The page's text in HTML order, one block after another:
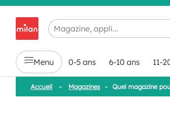
Chargement en cours...
Menu 0-5 ans 6-10 ans 11-
Accueil - Magazines - Quel magazine